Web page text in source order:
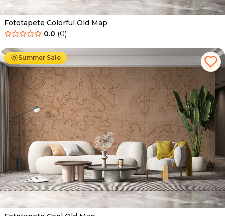
Fototapete Colorful Old Map
0.0 (0)
Summer Sale
Ab 34.90 € 19.90